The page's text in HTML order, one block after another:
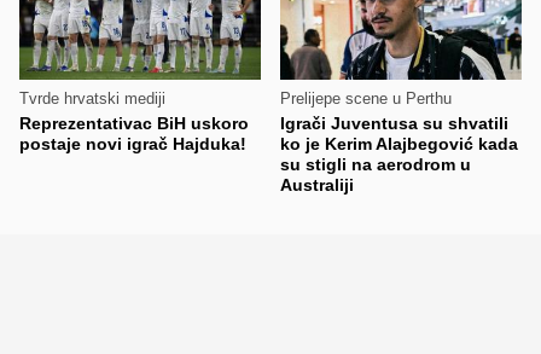
Tvrde hrvatski mediji
Reprezentativac BiH uskoro
postaje novi igrač Hajduka!
Prelijepe scene u Perthu
Igrači Juventusa su shvatili
ko je Kerim Alajbegović kada
su stigli na aerodrom u
Australiji